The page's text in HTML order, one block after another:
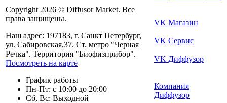
Copyright 2026 © Diffusor Market. Все
права защищены.
Наш адрес: 197183, г. Санкт Петербург,
ул. Сабировская,37. Ст. метро "Черная
Речка". Территория "Биофизприбор".
Посмотреть на карте
График работы
Пн-Пт: с 10:00 до 20:00
Сб, Вс: Выходной
VK Магазин
VK Сервис
VK Диффузор
Компания
Диффузор